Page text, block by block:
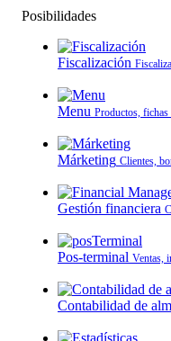
Posibilidades
Fiscalización
Menu Productos,
Márketing Clientes,
Gestión financiera
Pos-terminal Ventas,
Contabilidad de